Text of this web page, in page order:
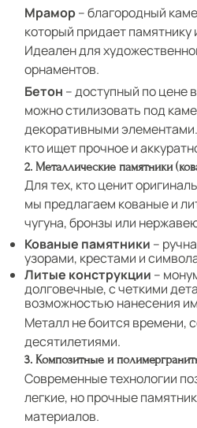
Мрамор– благородный
который придает памятнику
Идеален для
орнаментов.
Бетон – доступный по цене
можно стилизовать под
декоративными
кто ищет прочное и
2. Металлические памятники
Для тех, кто ценит
мы предлагаем кованые и
чугуна, бронзы или
Кованые памятники –
узорами, крестами и
Литые конструкции –
долговечные, с четкими
возможностью нанесения
Металл не боится времени,
десятилетиями.
3. Композитные и
Современные технологии
легкие, но прочные
материалов.